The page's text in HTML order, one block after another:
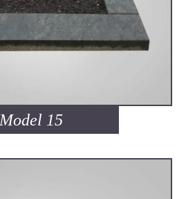
Model 15